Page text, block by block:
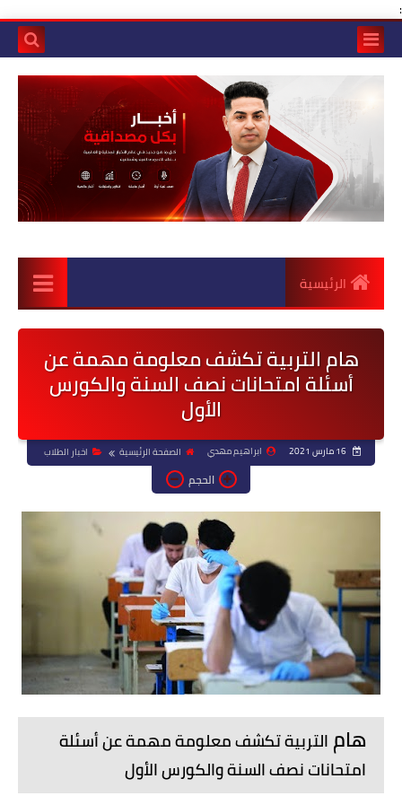
:
الرئيسية
هام التربية تكشف معلومة مهمة عن
أسئلة امتحانات نصف السنة والكورس
الأول
ابراهيم مهدي الصفحة الرئيسية اخبار الطلاب
الحجم
هام التربية تكشف معلومة مهمة عن أسئلة
امتحانات نصف السنة والكورس الأول